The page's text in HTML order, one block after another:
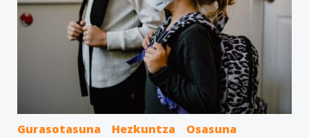
Gurasotasuna Hezkuntza Osasuna